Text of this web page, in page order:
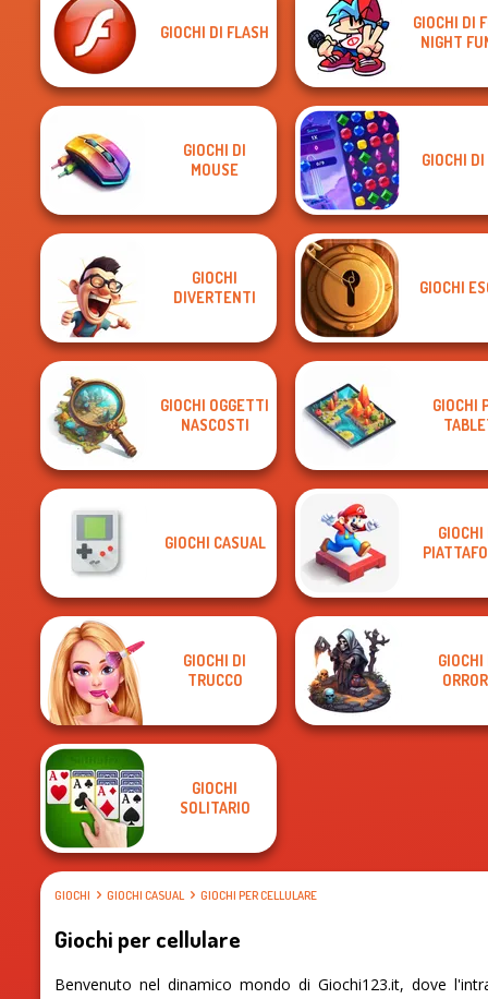
GIOCHI DI FLASH
GIOCHI DI
NIGHT
GIOCHI DI
MOUSE
GIOCHI DI
GIOCHI
DIVERTENTI
GIOCHI
GIOCHI OGGETTI
NASCOSTI
GIOCHI
GIOCHI CASUAL
GIOCHI
GIOCHI DI
TRUCCO
GIOCHI
GIOCHI
SOLITARIO
GIOCHI GIOCHI CASUAL GIOCHI PER CELLULARE
Giochi per cellulare
Benvenuto nel dinamico mondo di Giochi123.it, dove